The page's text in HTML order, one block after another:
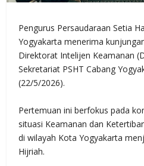
Pengurus Persaudaraan Setia
Yogyakarta menerima
Direktorat Intelijen Keamanan
Sekretariat PSHT Cabang
(22/5/2026).
Pertemuan ini berfokus pada
situasi Keamanan dan
di wilayah Kota Yogyakarta
Hijriah.